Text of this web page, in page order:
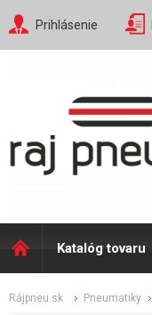
Prihlásenie
Katalóg tovaru
rájpneu.sk pneumatiky